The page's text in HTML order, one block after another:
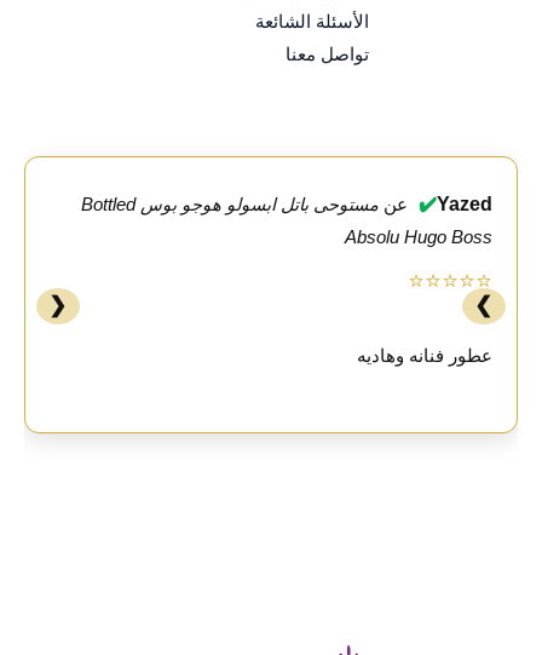
الأسئلة الشائعة
تواصل معنا
Yazed
✔️ عن
مستوحى باتل ابسولو هوجو بوس Bottled
Absolu Hugo Boss
⭐⭐⭐⭐⭐
عطور فنانه وهاديه
❮ ❯